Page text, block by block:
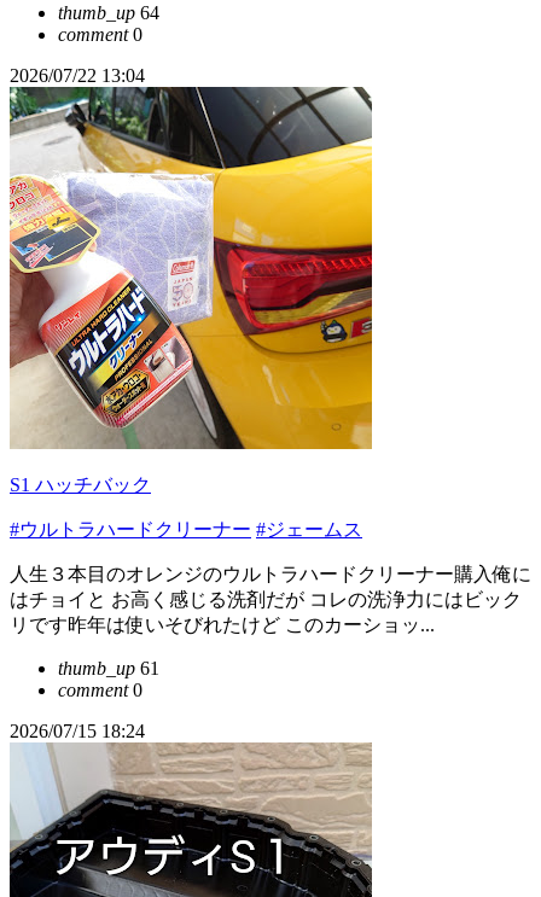
thumb_up 64
comment0
2026/07/22 13:04
S1 ハッチバック
#ウルトラハードクリーナー #ジェームス
人生３本目のオレンジのウルトラハードクリーナー購入俺に
はチョイと お高く感じる洗剤だが コレの洗浄力にはビック
リです昨年は使いそびれたけど このカーショッ...
thumb_up 61
comment0
2026/07/15 18:24